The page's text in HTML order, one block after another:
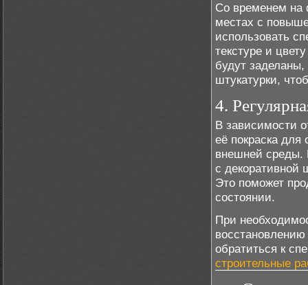
Со временем на
местах с
использовать
текстуре и
будут
штукатурки,
4.
В зависимости
её покраска
внешней среды.
с декоративной
Это поможет
состоянии.
При
обратиться к
строительные